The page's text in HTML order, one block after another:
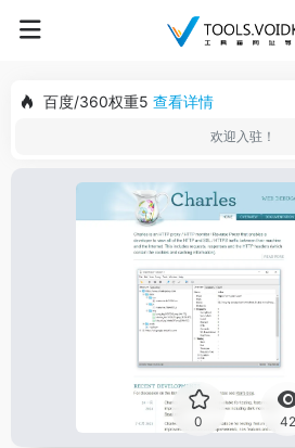
百度/360权重5 查看详情
欢迎入驻！
0 42